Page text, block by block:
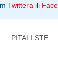
Twittera ili
PITALI STE